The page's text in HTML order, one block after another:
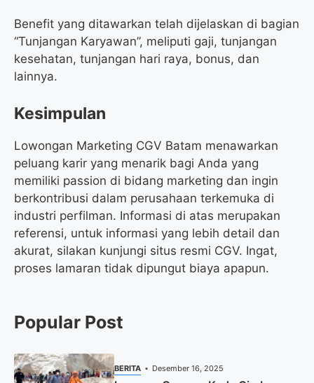
Benefit yang ditawarkan telah dijelaskan di bagian
“Tunjangan Karyawan”, meliputi gaji, tunjangan
kesehatan, tunjangan hari raya, bonus, dan
lainnya.
Kesimpulan
Lowongan Marketing CGV Batam menawarkan
peluang karir yang menarik bagi Anda yang
memiliki passion di bidang marketing dan ingin
berkontribusi dalam perusahaan terkemuka di
industri perfilman. Informasi di atas merupakan
referensi, untuk informasi yang lebih detail dan
akurat, silakan kunjungi situs resmi CGV. Ingat,
proses lamaran tidak dipungut biaya apapun.
Popular Post
BERITA Desember 16, 2025